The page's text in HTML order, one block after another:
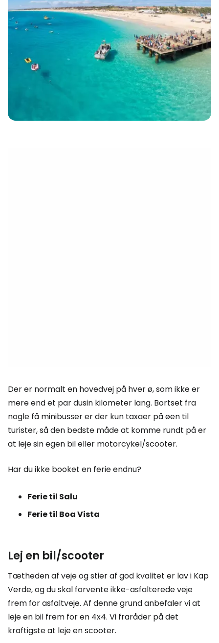
Der er normalt en hovedvej på hver ø, som ikke er
mere end et par dusin kilometer lang. Bortset fra
nogle få minibusser er der kun taxaer på øen til
turister, så den bedste måde at komme rundt på er
at leje sin egen bil eller motorcykel/scooter.
Har du ikke booket en ferie endnu?
Ferie til Salu
Ferie til Boa Vista
Lej en bil/scooter
Tætheden af veje og stier af god kvalitet er lav i Kap
Verde, og du skal forvente ikke-asfalterede veje
frem for asfaltveje. Af denne grund anbefaler vi at
leje en bil frem for en 4x4. Vi fraråder på det
kraftigste at leje en scooter.